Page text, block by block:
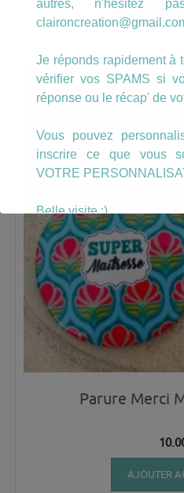
AJOUTER
Parure Merci
AJOUTER
autres, n'hésitez
Je réponds rapidement à
vérifier vos SPAMS si
réponse ou le récap' de
Vous pouvez
inscrire ce que vous
VOTRE
Belle visite :)